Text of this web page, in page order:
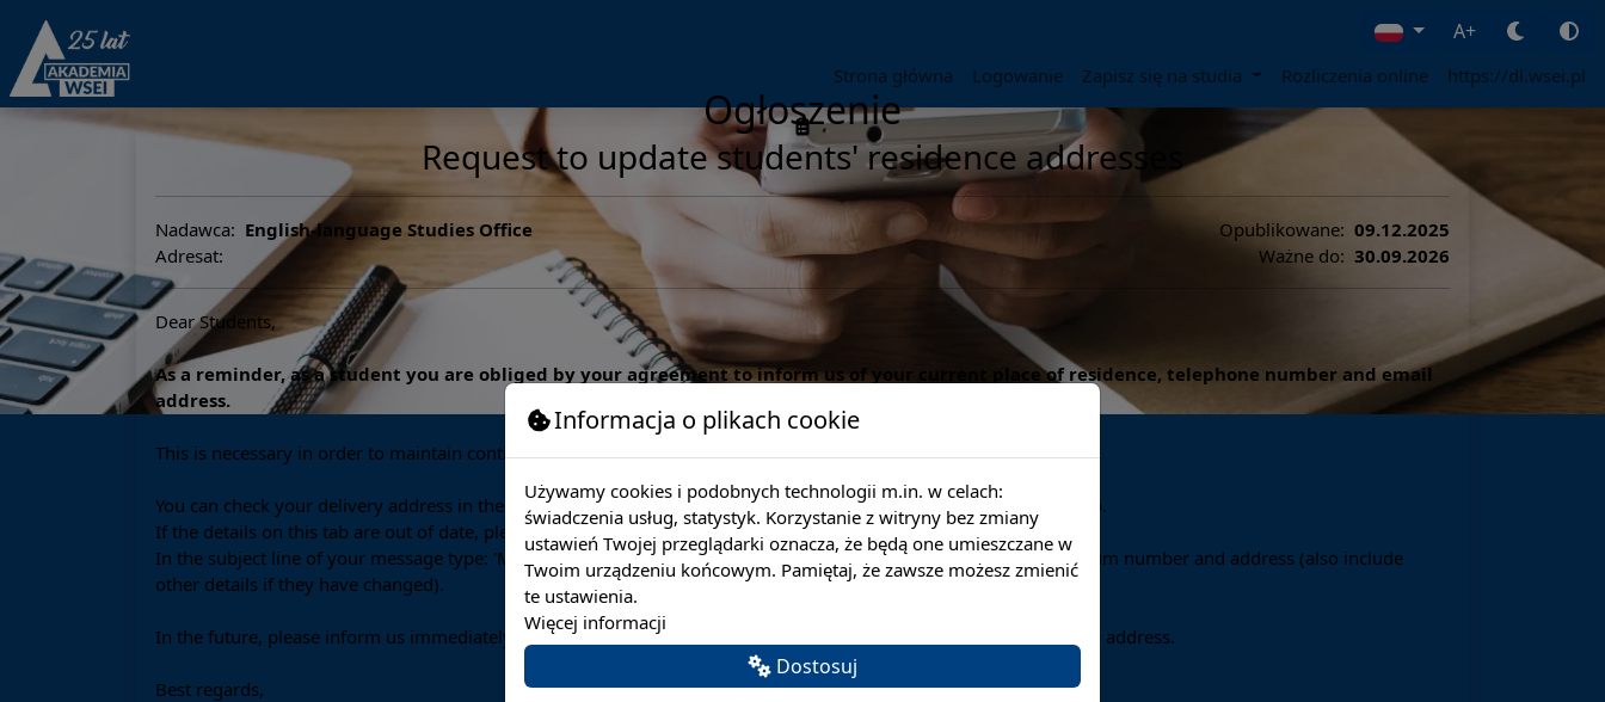
A+
Strona główna Logowanie Zapisz się na studia Rozliczenia online https://dl.wsei.pl
Ogłoszenie
Request to update students' residence addresses
Nadawca: English-language Studies Office
Adresat:
Opublikowane: 09.12.2025
Ważne do: 30.09.2026
Dear Students,
As a reminder, as a student you are obliged by your agreement to inform us of your current place of residence, telephone number and email
address.
This is necessary in order to maintain continuity and efficiency of communication.
You can check your delivery address in the Virtual Dean's Office under the Your data/addresses/mailing address tab.
If the details on this tab are out of date, please send updated details to: englishoffice@wsei.pl.
In the subject line of your message type: 'Mailing address update' and in the body of the message: your name, album number and address (also include
other details if they have changed).
In the future, please inform us immediately of any changes to your residential address, telephone number or email address.
Best regards,
Informacja o plikach cookie
Używamy cookies i podobnych technologii m.in. w celach:
świadczenia usług, statystyk. Korzystanie z witryny bez zmiany
ustawień Twojej przeglądarki oznacza, że będą one umieszczane w
Twoim urządzeniu końcowym. Pamiętaj, że zawsze możesz zmienić
te ustawienia.
Więcej informacji
Dostosuj